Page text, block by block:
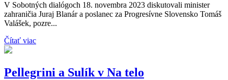
V Sobotných dialógoch 18. novembra 2023 diskutovali minister
zahraničia Juraj Blanár a poslanec za Progresívne Slovensko Tomáš
Valášek, pozre...
Čítať viac
Pellegrini a Sulík v Na telo